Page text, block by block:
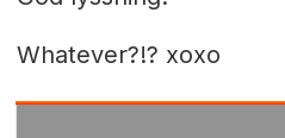
Whatever?!? xoxo